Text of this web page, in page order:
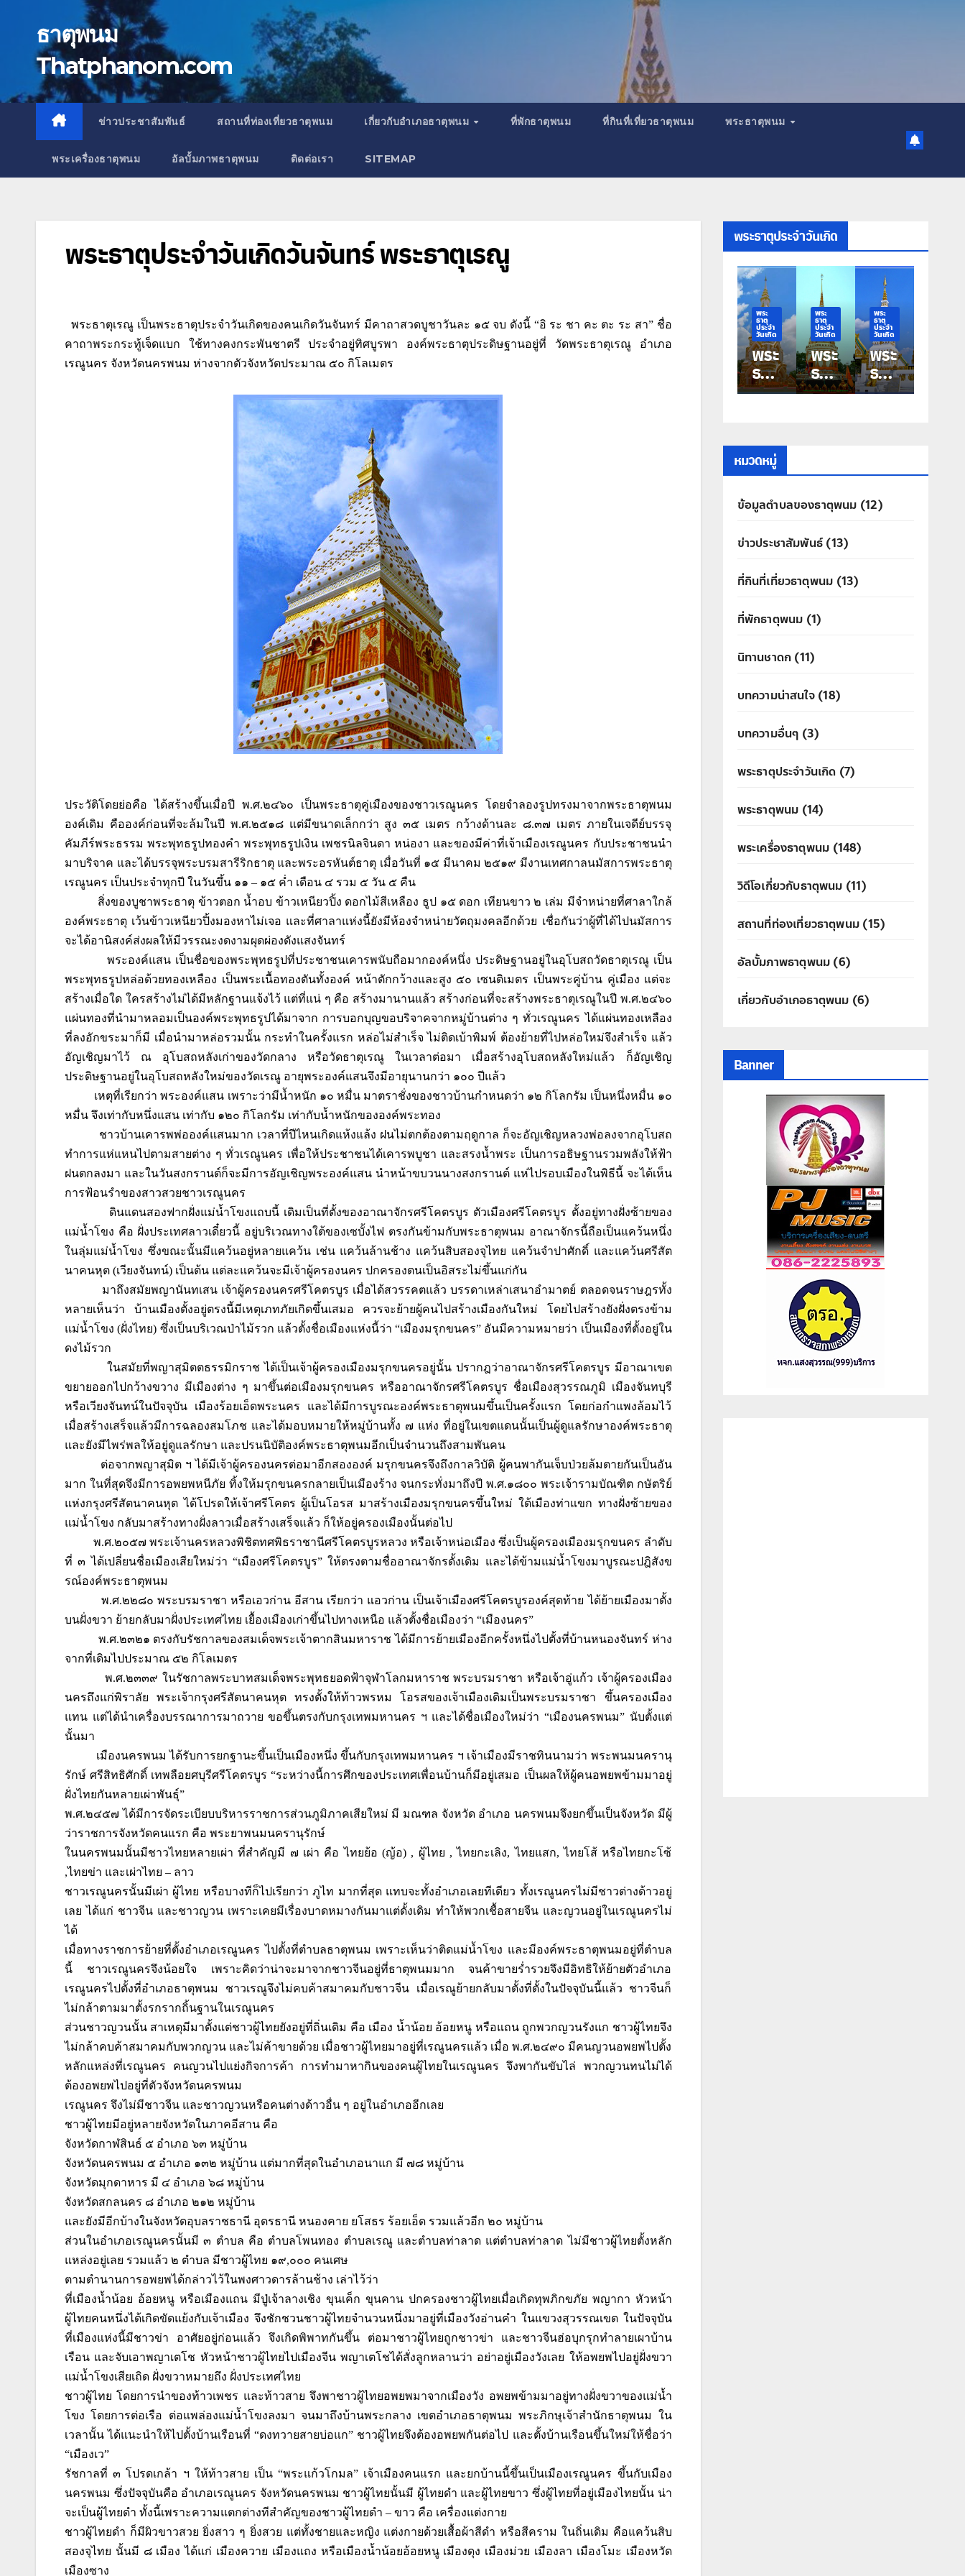
contentธาตุพนม
Thatphanom.com
ข่าวประชาสัมพันธ์ สถานที่ท่องเที่ยวธาตุพนม เกี่ยวกับอำเภอธาตุพนม ที่พักธาตุพนม ที่กินที่เที่ยวธาตุพนม พระธาตุพนม
พระเครื่องธาตุพนม อัลบั้มภาพธาตุพนม ติดต่อเรา SITEMAP
พระธาตุประจำวันเกิดวันจันทร์ พระธาตุเรณู
พระธาตุเรณู เป็นพระธาตุประจำวันเกิดของคนเกิดวันจันทร์ มีคาถาสวดบูชาวันละ ๑๕ จบ ดังนี้ “อิ ระ ชา คะ ตะ ระ สา” ชื่อ
คาถาพระกระทู้เจ็ดแบก ใช้ทางคงกระพันชาตรี ประจำอยู่ทิศบูรพา องค์พระธาตุประดิษฐานอยู่ที่ วัดพระธาตุเรณู อำเภอ
เรณูนคร จังหวัดนครพนม ห่างจากตัวจังหวัดประมาณ ๕๐ กิโลเมตร
ประวัติโดยย่อคือ ได้สร้างขึ้นเมื่อปี พ.ศ.๒๔๖๐ เป็นพระธาตุคู่เมืองของชาวเรณูนคร โดยจำลองรูปทรงมาจากพระธาตุพนม
องค์เดิม คือองค์ก่อนที่จะล้มในปี พ.ศ.๒๕๑๘ แต่มีขนาดเล็กกว่า สูง ๓๕ เมตร กว้างด้านละ ๘.๓๗ เมตร ภายในเจดีย์บรรจุ
คัมภีร์พระธรรม พระพุทธรูปทองคำ พระพุทธรูปเงิน เพชรนิลจินดา หน่องา และของมีค่าที่เจ้าเมืองเรณูนคร กับประชาชนนำ
มาบริจาค และได้บรรจุพระบรมสารีริกธาตุ และพระอรหันต์ธาตุ เมื่อวันที่ ๑๕ มีนาคม ๒๕๑๙ มีงานเทศกาลนมัสการพระธาตุ
เรณูนคร เป็นประจำทุกปี ในวันขึ้น ๑๑ – ๑๕ ค่ำ เดือน ๔ รวม ๕ วัน ๕ คืน
สิ่งของบูชาพระธาตุ ข้าวตอก น้ำอบ ข้าวเหนียวปิ้ง ดอกไม้สีเหลือง ธูป ๑๕ ดอก เทียนขาว ๒ เล่ม มีจำหน่ายที่ศาลาใกล้
องค์พระธาตุ เว้นข้าวเหนียวปิ้งมองหาไม่เจอ และที่ศาลาแห่งนี้ยังมีห้องจำหน่ายวัตถุมงคลอีกด้วย เชื่อกันว่าผู้ที่ได้ไปนมัสการ
จะได้อานิสงค์ส่งผลให้มีวรรณะงดงามผุดผ่องดังแสงจันทร์
พระองค์แสน เป็นชื่อของพระพุทธรูปที่ประชาชนเคารพนับถือมากองค์หนึ่ง ประดิษฐานอยู่ในอุโบสถวัดธาตุเรณู เป็น
พระพุทธรูปหล่อด้วยทองเหลือง เป็นพระเนื้อทองตันทั้งองค์ หน้าตักกว้างและสูง ๕๐ เซนติเมตร เป็นพระคู่บ้าน คู่เมือง แต่จะ
สร้างเมื่อใด ใครสร้างไม่ได้มีหลักฐานแจ้งไว้ แต่ที่แน่ ๆ คือ สร้างมานานแล้ว สร้างก่อนที่จะสร้างพระธาตุเรณูในปี พ.ศ.๒๔๖๐
แผ่นทองที่นำมาหลอมเป็นองค์พระพุทธรูปได้มาจาก การบอกบุญขอบริจาคจากหมู่บ้านต่าง ๆ ทั่วเรณูนคร ได้แผ่นทองเหลือง
ที่ลงอักขระมาก็มี เมื่อนำมาหล่อรวมนั้น กระทำในครั้งแรก หล่อไม่สำเร็จ ไม่ติดเบ้าพิมพ์ ต้องย้ายที่ไปหล่อใหม่จึงสำเร็จ แล้ว
อัญเชิญมาไว้ ณ อุโบสถหลังเก่าของวัดกลาง หรือวัดธาตุเรณู ในเวลาต่อมา เมื่อสร้างอุโบสถหลังใหม่แล้ว ก็อัญเชิญ
ประดิษฐานอยู่ในอุโบสถหลังใหม่ของวัดเรณู อายุพระองค์แสนจึงมีอายุนานกว่า ๑๐๐ ปีแล้ว
เหตุที่เรียกว่า พระองค์แสน เพราะว่ามีน้ำหนัก ๑๐ หมื่น มาตราชั่งของชาวบ้านกำหนดว่า ๑๒ กิโลกรัม เป็นหนึ่งหมื่น ๑๐
หมื่น จึงเท่ากับหนึ่งแสน เท่ากับ ๑๒๐ กิโลกรัม เท่ากับน้ำหนักขององค์พระทอง
ชาวบ้านเคารพพ่อองค์แสนมาก เวลาที่ปีไหนเกิดแห้งแล้ง ฝนไม่ตกต้องตามฤดูกาล ก็จะอัญเชิญหลวงพ่อลงจากอุโบสถ
ทำการแห่แหนไปตามสายต่าง ๆ ทั่วเรณูนคร เพื่อให้ประชาชนได้เคารพบูชา และสรงน้ำพระ เป็นการอธิษฐานรวมพลังให้ฟ้า
ฝนตกลงมา และในวันสงกรานต์ก็จะมีการอัญเชิญพระองค์แสน นำหน้าขบวนนางสงกรานต์ แห่ไปรอบเมืองในพิธีนี้ จะได้เห็น
การฟ้อนรำของสาวสวยชาวเรณูนคร
ดินแดนสองฟากฝั่งแม่น้ำโขงแถบนี้ เดิมเป็นที่ตั้งของอาณาจักรศรีโคตรบูร ตัวเมืองศรีโคตรบูร ตั้งอยู่ทางฝั่งซ้ายของ
แม่น้ำโขง คือ ฝั่งประเทศลาวเดี๋ยวนี้ อยู่บริเวณทางใต้ของเซบั้งไฟ ตรงกันข้ามกับพระธาตุพนม อาณาจักรนี้ถือเป็นแคว้นหนึ่ง
ในลุ่มแม่น้ำโขง ซึ่งขณะนั้นมีแคว้นอยู่หลายแคว้น เช่น แคว้นล้านช้าง แคว้นสิบสองจุไทย แคว้นจำปาศักดิ์ และแคว้นศรีสัต
นาคนหุต (เวียงจันทน์) เป็นต้น แต่ละแคว้นจะมีเจ้าผู้ครองนคร ปกครองตนเป็นอิสระไม่ขึ้นแก่กัน
มาถึงสมัยพญานันทเสน เจ้าผู้ครองนครศรีโคตรบูร เมื่อได้สวรรคตแล้ว บรรดาเหล่าเสนาอำมาตย์ ตลอดจนราษฎรทั้ง
หลายเห็นว่า บ้านเมืองตั้งอยู่ตรงนี้มีเหตุเภทภัยเกิดขึ้นเสมอ ควรจะย้ายผู้คนไปสร้างเมืองกันใหม่ โดยไปสร้างยังฝั่งตรงข้าม
แม่น้ำโขง (ฝั่งไทย) ซึ่งเป็นบริเวณป่าไม้รวก แล้วตั้งชื่อเมืองแห่งนี้ว่า “เมืองมรุกขนคร” อันมีความหมายว่า เป็นเมืองที่ตั้งอยู่ใน
ดงไม้รวก
ในสมัยที่พญาสุมิตตธรรมิกราช ได้เป็นเจ้าผู้ครองเมืองมรุกขนครอยู่นั้น ปรากฎว่าอาณาจักรศรีโคตรบูร มีอาณาเขต
ขยายออกไปกว้างขวาง มีเมืองต่าง ๆ มาขึ้นต่อเมืองมรุกขนคร หรืออาณาจักรศรีโคตรบูร ชื่อเมืองสุวรรณภูมิ เมืองจันทบุรี
หรือเวียงจันทน์ในปัจจุบัน เมืองร้อยเอ็ดพระนคร และได้มีการบูรณะองค์พระธาตุพนมขึ้นเป็นครั้งแรก โดยก่อกำแพงล้อมไว้
เมื่อสร้างเสร็จแล้วมีการฉลองสมโภช และได้มอบหมายให้หมู่บ้านทั้ง ๗ แห่ง ที่อยู่ในเขตแดนนั้นเป็นผู้ดูแลรักษาองค์พระธาตุ
และยังมีไพร่พลให้อยู่ดูแลรักษา และปรนนิบัติองค์พระธาตุพนมอีกเป็นจำนวนถึงสามพันคน
ต่อจากพญาสุมิต ฯ ได้มีเจ้าผู้ครองนครต่อมาอีกสององค์ มรุกขนครจึงถึงกาลวิบัติ ผู้คนพากันเจ็บป่วยล้มตายกันเป็นอัน
มาก ในที่สุดจึงมีการอพยพหนีภัย ทิ้งให้มรุกขนครกลายเป็นเมืองร้าง จนกระทั่งมาถึงปี พ.ศ.๑๘๐๐ พระเจ้ารามบัณฑิต กษัตริย์
แห่งกรุงศรีสัตนาคนหุต ได้โปรดให้เจ้าศรีโคตร ผู้เป็นโอรส มาสร้างเมืองมรุกขนครขึ้นใหม่ ใต้เมืองท่าแขก ทางฝั่งซ้ายของ
แม่น้ำโขง กลับมาสร้างทางฝั่งลาวเมื่อสร้างเสร็จแล้ว ก็ให้อยู่ครองเมืองนั้นต่อไป
พ.ศ.๒๐๕๗ พระเจ้านครหลวงพิชิตทศพิธราชานีศรีโคตรบูรหลวง หรือเจ้าหน่อเมือง ซึ่งเป็นผู้ครองเมืองมรุกขนคร ลำดับ
ที่ ๓ ได้เปลี่ยนชื่อเมืองเสียใหม่ว่า “เมืองศรีโคตรบูร” ให้ตรงตามชื่ออาณาจักรดั้งเดิม และได้ข้ามแม่น้ำโขงมาบูรณะปฎิสังข
รณ์องค์พระธาตุพนม
พ.ศ.๒๒๘๐ พระบรมราชา หรือเอวก่าน อีสาน เรียกว่า แอวก่าน เป็นเจ้าเมืองศรีโคตรบูรองค์สุดท้าย ได้ย้ายเมืองมาตั้ง
บนฝั่งขวา ย้ายกลับมาฝั่งประเทศไทย เยื้องเมืองเก่าขึ้นไปทางเหนือ แล้วตั้งชื่อเมืองว่า “เมืองนคร”
พ.ศ.๒๓๒๑ ตรงกับรัชกาลของสมเด็จพระเจ้าตากสินมหาราช ได้มีการย้ายเมืองอีกครั้งหนึ่งไปตั้งที่บ้านหนองจันทร์ ห่าง
จากที่เดิมไปประมาณ ๕๒ กิโลเมตร
พ.ศ.๒๓๓๙ ในรัชกาลพระบาทสมเด็จพระพุทธยอดฟ้าจุฬาโลกมหาราช พระบรมราชา หรือเจ้าอู่แก้ว เจ้าผู้ครองเมือง
นครถึงแก่พิราลัย พระเจ้ากรุงศรีสัตนาคนหุต ทรงตั้งให้ท้าวพรหม โอรสของเจ้าเมืองเดิมเป็นพระบรมราชา ขึ้นครองเมือง
แทน แต่ได้นำเครื่องบรรณาการมาถวาย ขอขึ้นตรงกับกรุงเทพมหานคร ฯ และได้ชื่อเมืองใหม่ว่า “เมืองนครพนม” นับตั้งแต่
นั้นมา
เมืองนครพนม ได้รับการยกฐานะขึ้นเป็นเมืองหนึ่ง ขึ้นกับกรุงเทพมหานคร ฯ เจ้าเมืองมีราชทินนามว่า พระพนมนครานุ
รักษ์ ศรีสิทธิศักดิ์ เทพลือยศบุรีศรีโคตรบูร “ระหว่างนี้การศึกของประเทศเพื่อนบ้านก็มีอยู่เสมอ เป็นผลให้ผู้คนอพยพข้ามมาอยู่
ฝั่งไทยกันหลายเผ่าพันธุ์”
พ.ศ.๒๔๕๗ ได้มีการจัดระเบียบบริหารราชการส่วนภูมิภาคเสียใหม่ มี มณฑล จังหวัด อำเภอ นครพนมจึงยกขึ้นเป็นจังหวัด มีผู้
ว่าราชการจังหวัดคนแรก คือ พระยาพนมนครานุรักษ์
ในนครพนมนั้นมีชาวไทยหลายเผ่า ที่สำคัญมี ๗ เผ่า คือ ไทยย้อ (ญ้อ) , ผู้ไทย , ไทยกะเลิง, ไทยแสก, ไทยโส้ หรือไทยกะโซ้
,ไทยข่า และเผ่าไทย – ลาว
ชาวเรณูนครนั้นมีเผ่า ผู้ไทย หรือบางทีก็ไปเรียกว่า ภูไท มากที่สุด แทบจะทั้งอำเภอเลยทีเดียว ทั้งเรณูนครไม่มีชาวต่างด้าวอยู่
เลย ได้แก่ ชาวจีน และชาวญวน เพราะเคยมีเรื่องบาดหมางกันมาแต่ดั้งเดิม ทำให้พวกเชื้อสายจีน และญวนอยู่ในเรณูนครไม่
ได้
เมื่อทางราชการย้ายที่ตั้งอำเภอเรณูนคร ไปตั้งที่ตำบลธาตุพนม เพราะเห็นว่าติดแม่น้ำโขง และมีองค์พระธาตุพนมอยู่ที่ตำบล
นี้ ชาวเรณูนครจึงน้อยใจ เพราะคิดว่าน่าจะมาจากชาวจีนอยู่ที่ธาตุพนมมาก จนค้าขายร่ำรวยจึงมีอิทธิให้ย้ายตัวอำเภอ
เรณูนครไปตั้งที่อำเภอธาตุพนม ชาวเรณูจึงไม่คบค้าสมาคมกับชาวจีน เมื่อเรณูย้ายกลับมาตั้งที่ตั้งในปัจจุบันนี้แล้ว ชาวจีนก็
ไม่กล้าตามมาตั้งรกรากถิ้นฐานในเรณูนคร
ส่วนชาวญวนนั้น สาเหตุมีมาตั้งแต่ชาวผู้ไทยยังอยู่ที่ถิ่นเดิม คือ เมือง น้ำน้อย อ้อยหนู หรือแถน ถูกพวกญวนรังแก ชาวผู้ไทยจึง
ไม่กล้าคบค้าสมาคมกับพวกญวน และไม่ค้าขายด้วย เมื่อชาวผู้ไทยมาอยู่ที่เรณูนครแล้ว เมื่อ พ.ศ.๒๔๙๐ มีคนญวนอพยพไปตั้ง
หลักแหล่งที่เรณูนคร คนญวนไปแย่งกิจการค้า การทำมาหากินของคนผู้ไทยในเรณูนคร จึงพากันขับไล่ พวกญวนทนไม่ได้
ต้องอพยพไปอยู่ที่ตัวจังหวัดนครพนม
เรณูนคร จึงไม่มีชาวจีน และชาวญวนหรือคนต่างด้าวอื่น ๆ อยู่ในอำเภออีกเลย
ชาวผู้ไทยมีอยู่หลายจังหวัดในภาคอีสาน คือ
จังหวัดกาฬสินธ์ ๕ อำเภอ ๖๓ หมู่บ้าน
จังหวัดนครพนม ๕ อำเภอ ๑๓๒ หมู่บ้าน แต่มากที่สุดในอำเภอนาแก มี ๗๘ หมู่บ้าน
จังหวัดมุกดาหาร มี ๔ อำเภอ ๖๘ หมู่บ้าน
จังหวัดสกลนคร ๘ อำเภอ ๒๑๒ หมู่บ้าน
และยังมีอีกบ้างในจังหวัดอุบลราชธานี อุดรธานี หนองคาย ยโสธร ร้อยเอ็ด รวมแล้วอีก ๒๐ หมู่บ้าน
ส่วนในอำเภอเรณูนครนั้นมี ๓ ตำบล คือ ตำบลโพนทอง ตำบลเรณู และตำบลท่าลาด แต่ตำบลท่าลาด ไม่มีชาวผู้ไทยตั้งหลัก
แหล่งอยู่เลย รวมแล้ว ๒ ตำบล มีชาวผู้ไทย ๑๙,๐๐๐ คนเศษ
ตามตำนานการอพยพได้กล่าวไว้ในพงศาวดารล้านช้าง เล่าไว้ว่า
ที่เมืองน้ำน้อย อ้อยหนู หรือเมืองแถน มีปู่เจ้าลางเชิง ขุนเค็ก ขุนคาน ปกครองชาวผู้ไทยเมื่อเกิดทุพภิกขภัย พญากา หัวหน้า
ผู้ไทยคนหนึ่งได้เกิดขัดแย้งกับเจ้าเมือง จึงชักชวนชาวผู้ไทยจำนวนหนึ่งมาอยู่ที่เมืองวังอ่านคำ ในแขวงสุวรรณเขต ในปัจจุบัน
ที่เมืองแห่งนี้มีชาวข่า อาศัยอยู่ก่อนแล้ว จึงเกิดพิพาทกันขึ้น ต่อมาชาวผู้ไทยถูกชาวข่า และชาวจีนฮ่อบุกรุกทำลายเผาบ้าน
เรือน และจับเอาพญาเตโช หัวหน้าชาวผู้ไทยไปเมืองจีน พญาเตโชได้สั่งลูกหลานว่า อย่าอยู่เมืองวังเลย ให้อพยพไปอยู่ฝั่งขวา
แม่น้ำโขงเสียเถิด ฝั่งขวาหมายถึง ฝั่งประเทศไทย
ชาวผู้ไทย โดยการนำของท้าวเพชร และท้าวสาย จึงพาชาวผู้ไทยอพยพมาจากเมืองวัง อพยพข้ามมาอยู่ทางฝั่งขวาของแม่น้ำ
โขง โดยการต่อเรือ ต่อแพล่องแม่น้ำโขงลงมา จนมาถึงบ้านพระกลาง เขตอำเภอธาตุพนม พระภิกษุเจ้าสำนักธาตุพนม ใน
เวลานั้น ได้แนะนำให้ไปตั้งบ้านเรือนที่ “ดงทวายสายบ่อแก” ชาวผู้ไทยจึงต้องอพยพกันต่อไป และตั้งบ้านเรือนขึ้นใหม่ให้ชื่อว่า
“เมืองเว”
รัชกาลที่ ๓ โปรดเกล้า ฯ ให้ท้าวสาย เป็น “พระแก้วโกมล” เจ้าเมืองคนแรก และยกบ้านนี้ขึ้นเป็นเมืองเรณูนคร ขึ้นกับเมือง
นครพนม ซึ่งปัจจุบันคือ อำเภอเรณูนคร จังหวัดนครพนม ชาวผู้ไทยนั้นมี ผู้ไทยดำ และผู้ไทยขาว ซึ่งผู้ไทยที่อยู่เมืองไทยนั้น น่า
จะเป็นผู้ไทยดำ ทั้งนี้เพราะความแตกต่างทีสำคัญของชาวผู้ไทยดำ – ขาว คือ เครื่องแต่งกาย
ชาวผู้ไทยดำ ก็มีผิวขาวสวย ยิ่งสาว ๆ ยิ่งสวย แต่ทั้งชายและหญิง แต่งกายด้วยเสื้อผ้าสีดำ หรือสีคราม ในถิ่นเดิม คือแคว้นสิบ
สองจุไทย นั้นมี ๘ เมือง ได้แก่ เมืองควาย เมืองแถง หรือเมืองน้ำน้อยอ้อยหนู เมืองดุง เมืองม่วย เมืองลา เมืองโมะ เมืองหวัด
เมืองซาง
พระธาตุประจำวันเกิด
ธาตุ
ประจำ
พระ
ศุกร์
พระ
ธาตุ
ประจำ
วันเกิด
พระ
ธาตุ
ประ
เกิด
วัน
พฤ
หัสบ
ดี
พระ
ธาตุ
ประ
สิทธิ์
พระ
ธาตุ
ประจำ
วันเกิด
พระ
ธาตุ
ประ
พุธ
พระ
ธาตุ
มหา
ชัย
พระ
ธาตุ
ประจำ
วันเกิด
พระ
ธาตุ
ประ
อังค
าร
พระ
หมวดหมู่
ข้อมูลตำบลของธาตุพนม (12)
ข่าวประชาสัมพันธ์(13)
ที่กินที่เที่ยวธาตุพนม (13)
ที่พักธาตุพนม (1)
นิทานชาดก (11)
บทความน่าสนใจ(18)
บทความอื่นๆ (3)
พระธาตุประจำวันเกิด (7)
พระธาตุพนม (14)
พระเครื่องธาตุพนม (148)
วิดีโอเกี่ยวกับธาตุพนม (11)
สถานที่ท่องเที่ยวธาตุพนม (15)
อัลบั้มภาพธาตุพนม (6)
เกี่ยวกับอำเภอธาตุพนม (6)
Banner